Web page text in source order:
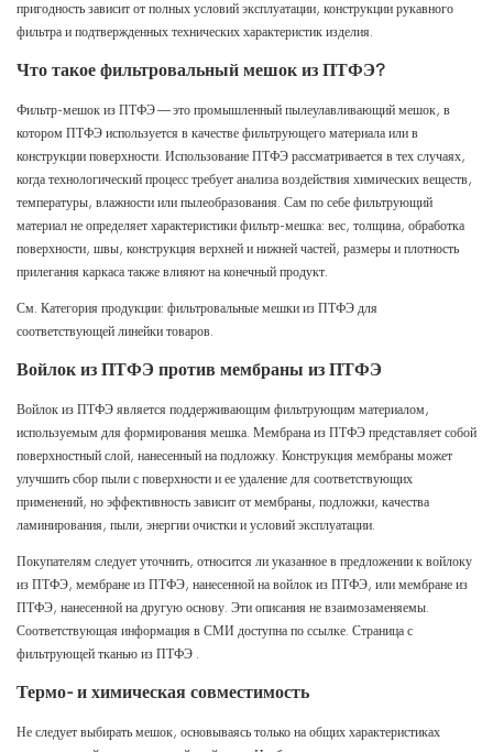
пригодность зависит от полных условий эксплуатации, конструкции рукавного
фильтра и подтвержденных технических характеристик изделия.
Что такое фильтровальный мешок из ПТФЭ?
Фильтр-мешок из ПТФЭ — это промышленный пылеулавливающий мешок, в
котором ПТФЭ используется в качестве фильтрующего материала или в
конструкции поверхности. Использование ПТФЭ рассматривается в тех случаях,
когда технологический процесс требует анализа воздействия химических веществ,
температуры, влажности или пылеобразования. Сам по себе фильтрующий
материал не определяет характеристики фильтр-мешка: вес, толщина, обработка
поверхности, швы, конструкция верхней и нижней частей, размеры и плотность
прилегания каркаса также влияют на конечный продукт.
См. Категория продукции: фильтровальные мешки из ПТФЭ для
соответствующей линейки товаров.
Войлок из ПТФЭ против мембраны из ПТФЭ
Войлок из ПТФЭ является поддерживающим фильтрующим материалом,
используемым для формирования мешка. Мембрана из ПТФЭ представляет собой
поверхностный слой, нанесенный на подложку. Конструкция мембраны может
улучшить сбор пыли с поверхности и ее удаление для соответствующих
применений, но эффективность зависит от мембраны, подложки, качества
ламинирования, пыли, энергии очистки и условий эксплуатации.
Покупателям следует уточнить, относится ли указанное в предложении к войлоку
из ПТФЭ, мембране из ПТФЭ, нанесенной на войлок из ПТФЭ, или мембране из
ПТФЭ, нанесенной на другую основу. Эти описания не взаимозаменяемы.
Соответствующая информация в СМИ доступна по ссылке. Страница с
фильтрующей тканью из ПТФЭ .
Термо- и химическая совместимость
Не следует выбирать мешок, основываясь только на общих характеристиках